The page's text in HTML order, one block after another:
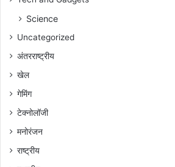
Science
Uncategorized
अंतरराष्ट्रीय
खेल
गेमिंग
टेक्नोलॉजी
मनोरंजन
राष्ट्रीय